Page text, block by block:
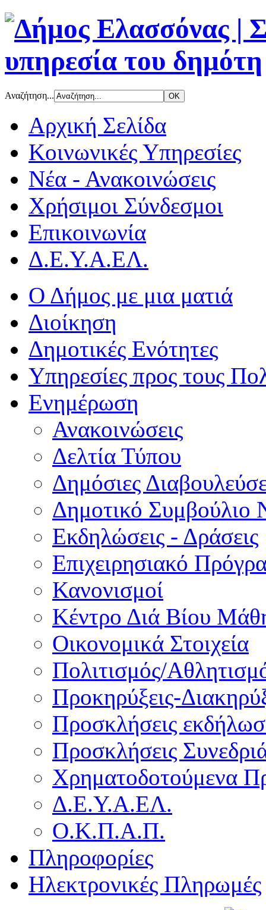
Αναζήτηση...
Αρχική Σελίδα
Κοινωνικές Υπηρεσίες
Νέα - Ανακοινώσεις
Χρήσιμοι Σύνδεσμοι
Επικοινωνία
Δ.Ε.Υ.Α.ΕΛ.
Ο Δήμος με μια ματιά
Διοίκηση
Δημοτικές Ενότητες
Υπηρεσίες προς τους
Ενημέρωση
Ανακοινώσεις
Δελτία Τύπου
Δημόσιες
Δημοτικό Συμβούλιο
Εκδηλώσεις - Δράσεις
Επιχειρησιακό
Κανονισμοί
Κέντρο Διά Βίου
Οικονομικά Στοιχεία
Πολιτισμός/
Προκηρύξεις-
Προσκλήσεις
Προσκλήσεις
Χρηματοδοτούμενα
Δ.Ε.Υ.Α.ΕΛ.
Ο.Κ.Π.Α.Π.
Πληροφορίες
Ηλεκτρονικές Πληρωμές